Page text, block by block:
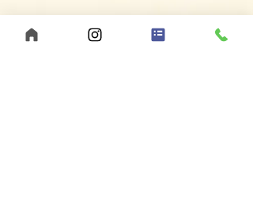
当たり前のことを、当たり前にしよう
05